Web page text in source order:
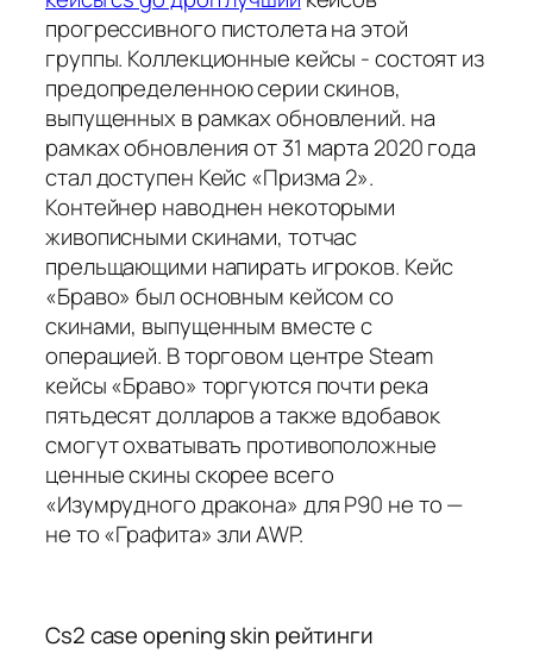
прогрессивного пистолета на этой
группы. Коллекционные кейсы - состоят из
предопределенною серии скинов,
выпущенных в рамках обновлений. на
рамках обновления от 31 марта 2020 года
стал доступен Кейс «Призма 2».
Контейнер наводнен некоторыми
живописными скинами, тотчас
прельщающими напирать игроков. Кейс
«Браво» был основным кейсом со
скинами, выпущенным вместе с
операцией. В торговом центре Steam
кейсы «Браво» торгуются почти река
пятьдесят долларов а также вдобавок
смогут охватывать противоположные
ценные скины скорее всего
«Изумрудного дракона» для P90 не то —
не то «Графита» зли AWP.
Cs2 case opening skin рейтинги